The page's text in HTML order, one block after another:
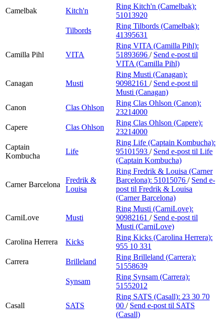
Camelbak
Kitch'n
Ring Kitch'n (Camelbak):
51013920
Tilbords
Ring Tilbords (Camelbak):
41395631
Camilla Pihl VITA
Ring VITA (Camilla Pihl):
51893696 / Send e-post til
VITA (Camilla Pihl)
Canagan Musti
Ring Musti (Canagan):
90982161 / Send e-post til
Musti (Canagan)
Canon
Clas Ohlson
Ring Clas Ohlson (Canon):
23214000
Capere
Clas Ohlson
Ring Clas Ohlson (Capere):
23214000
Captain
Kombucha
Life
Ring Life (Captain Kombucha):
95101593 / Send e-post til Life
(Captain Kombucha)
Carner Barcelona
Fredrik &
Louisa
Ring Fredrik & Louisa (Carner
Barcelona): 51015076 / Send e-
post til Fredrik & Louisa
(Carner Barcelona)
CarniLove Musti
Ring Musti (CarniLove):
90982161 / Send e-post til
Musti (CarniLove)
Carolina Herrera
Kicks
Ring Kicks (Carolina Herrera):
955 10 331
Carrera
Brilleland
Ring Brilleland (Carrera):
51558639
Synsam
Ring Synsam (Carrera):
51552012
Casall SATS
Ring SATS (Casall): 23 30 70
00 / Send e-post til SATS
(Casall)